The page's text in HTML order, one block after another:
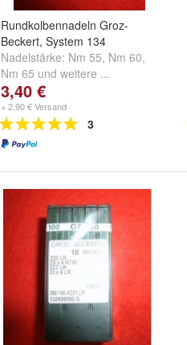
Rundkolbennadeln Groz-
Beckert, System 134
Nadelstärke: Nm 55, Nm 60,
Nm 65 und weitere ...
3,40 €
+ 2,90 € Versand
3